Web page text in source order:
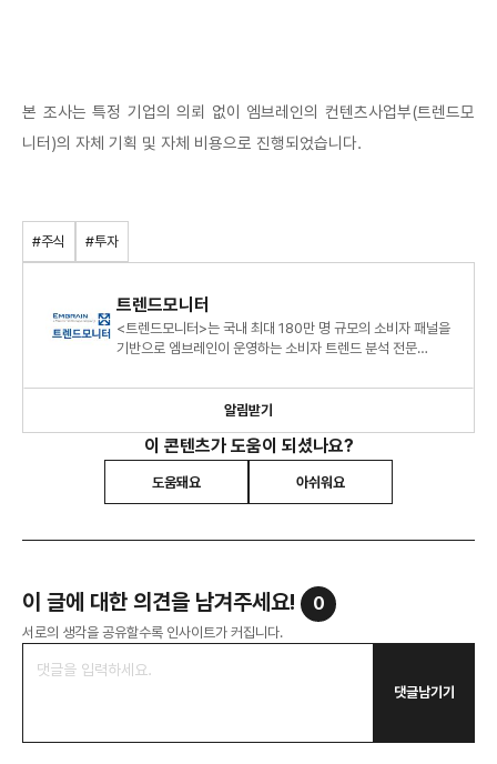
본 조사는 특정 기업의 의뢰 없이 엠브레인의 컨텐츠사업부(트렌드모
니터)의 자체 기획 및 자체 비용으로 진행되었습니다.
#주식 #투자
트렌드모니터
<트렌드모니터>는 국내 최대 180만 명 규모의 소비자 패널을
기반으로 엠브레인이 운영하는 소비자 트렌드 분석 전문
알림받기
이 콘텐츠가 도움이 되셨나요?
도움돼요 아쉬워요
이 글에 대한 의견을 남겨주세요! 0
서로의 생각을 공유할수록 인사이트가 커집니다.
댓글남기기